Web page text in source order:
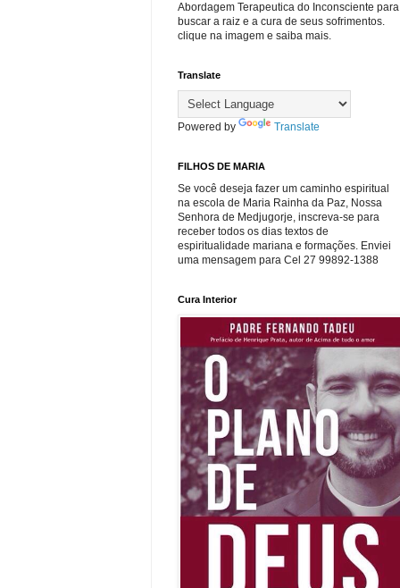
Abordagem Terapeutica do Inconsciente para
buscar a raiz e a cura de seus sofrimentos.
clique na imagem e saiba mais.
Translate
Powered by Translate
FILHOS DE MARIA
Se você deseja fazer um caminho espiritual
na escola de Maria Rainha da Paz, Nossa
Senhora de Medjugorje, inscreva-se para
receber todos os dias textos de
espiritualidade mariana e formações. Enviei
uma mensagem para Cel 27 99892-1388
Cura Interior